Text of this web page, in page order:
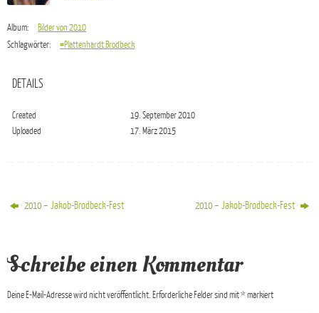
Album:
Bilder von 2010
Schlagwörter:
#Plattenhardt Brodbeck
DETAILS
Created
19. September 2010
Uploaded
17. März 2015
2010 – Jakob-Brodbeck-Fest 2010 – Jakob-Brodbeck-Fest
Schreibe einen Kommentar
Deine E-Mail-Adresse wird nicht veröffentlicht. Erforderliche Felder sind mit*markiert